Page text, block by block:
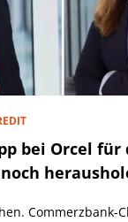
bei Orcel für
Commerzbank-